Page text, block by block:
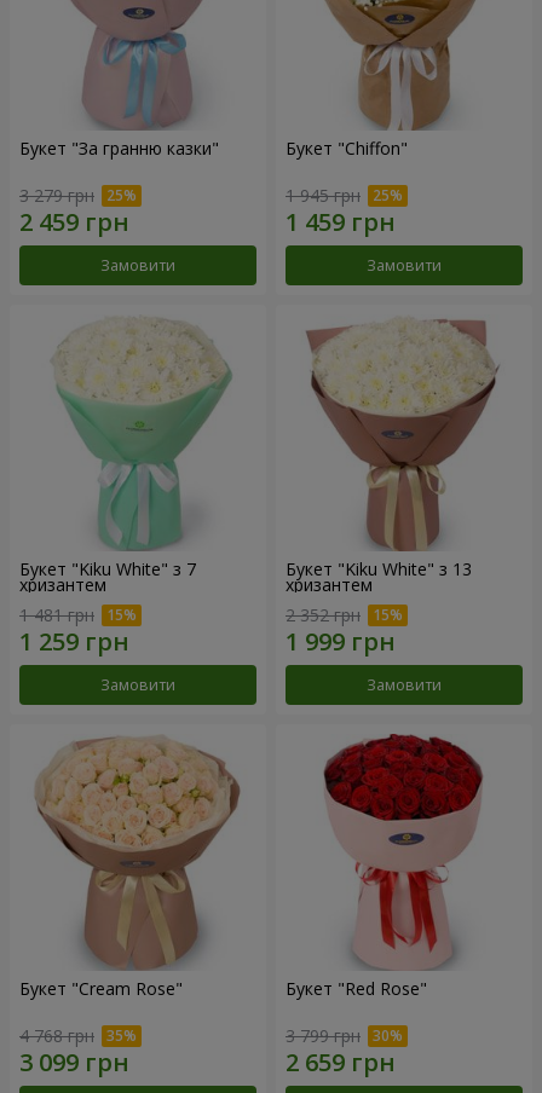
Букет "За гранню казки"
3 279 грн
Замовити
Букет "Chiffon"
1 945 грн
Замовити
Букет "Kiku White" з 7
хризантем
1 481 грн
Замовити
Букет "Kiku White" з 13
хризантем
2 352 грн
Замовити
Букет "Cream Rose"
4 768 грн
Букет "Red Rose"
3 799 грн